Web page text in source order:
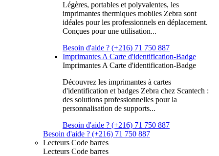
Légères, portables et polyvalentes, les
imprimantes thermiques mobiles Zebra sont
idéales pour les professionnels en déplacement.
Conçues pour une utilisation...
Besoin d'aide ? (+216) 71 750 887
Imprimantes A Carte d'identification-Badge
Imprimantes A Carte d'identification-Badge
Découvrez les imprimantes à cartes
d'identification et badges Zebra chez Scantech :
des solutions professionnelles pour la
personnalisation de supports...
Besoin d'aide ? (+216) 71 750 887
Besoin d'aide ? (+216) 71 750 887
Lecteurs Code barres
Lecteurs Code barres